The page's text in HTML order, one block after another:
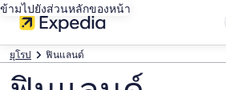
ข้ามไปยังส่วนหลักของหน้า
ยุโรป ฟินแลนด์